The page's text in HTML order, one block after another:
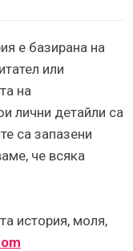
е базирана на
или
на
лични детайли са
са запазени
че всяка
история, моля,